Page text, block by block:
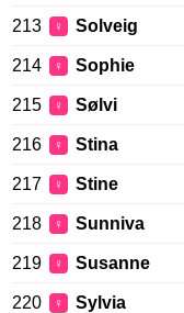
213 ♀ Solveig
214 ♀ Sophie
215 ♀ Sølvi
216 ♀ Stina
217 ♀ Stine
218 ♀ Sunniva
219 ♀ Susanne
220 ♀ Sylvia